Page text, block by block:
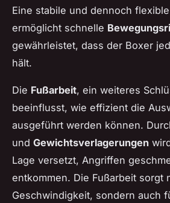
Eine stabile und dennoch
ermöglicht schnelle
gewährleistet, dass der Boxer
hält.
Die Fußarbeit, ein weiteres
beeinflusst, wie effizient die
ausgeführt werden können.
und Gewichtsverlagerungen
Lage versetzt, Angriffen
entkommen. Die Fußarbeit sorgt
Geschwindigkeit, sondern auch